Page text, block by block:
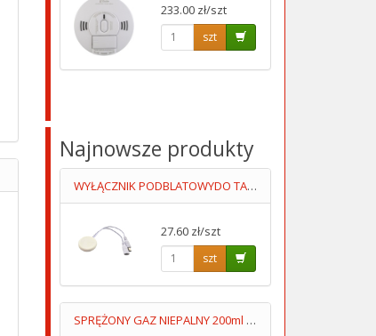
233.00 zł/szt
szt
Najnowsze produkty
WYŁĄCZNIK PODBLATOWYDO TAŚM LED 12-24V UKRYTY,PRZYKLEJANY
27.60 zł/szt
szt
SPRĘŻONY GAZ NIEPALNY 200ml /DO UŻYTKU ZAWODOWEGO/